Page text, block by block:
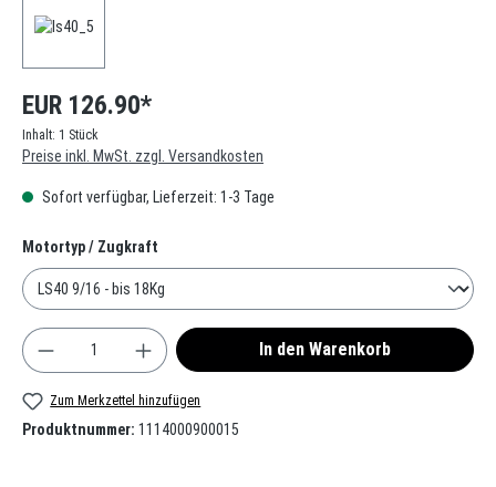
EUR 126.90*
Inhalt: 1 Stück
Preise inkl. MwSt. zzgl. Versandkosten
Sofort verfügbar, Lieferzeit: 1-3 Tage
Motortyp / Zugkraft
Produkt Anzahl: Gib den gewünschten Wert ein
In den Warenkorb
Zum Merkzettel hinzufügen
Produktnummer: 1114000900015